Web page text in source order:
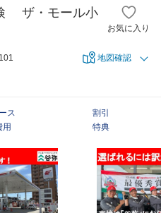
ザ・モール小
お気に入り
地図確認
ス
用
割引
特典